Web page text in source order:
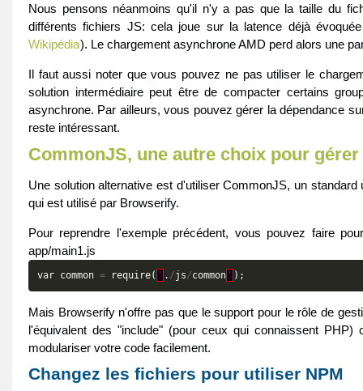
Nous pensons néanmoins qu'il n'y a pas que la taille du
différents fichiers JS: cela joue sur la latence déjà
Wikipédia). Le chargement asynchrone AMD perd alors une
Il faut aussi noter que vous pouvez ne pas utiliser le
solution intermédiaire peut être de compacter certains
asynchrone. Par ailleurs, vous pouvez gérer la dépendance
reste intéressant.
CommonJS, une autre choix pour
Une solution alternative est d'utiliser CommonJS, un
qui est utilisé par Browserify.
Pour reprendre l'exemple précédent, vous pouvez faire
app/main1.js
var common = require( ' . /js/common ' );
Mais Browserify n'offre pas que le support pour le rôle de
l'équivalent des "include" (pour ceux qui connaissent
modulariser votre code facilement.
Changez les fichiers pour utiliser NPM